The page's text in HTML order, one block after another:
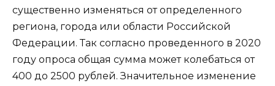
существенно изменяться от определенного
региона, города или области Российской
Федерации. Так согласно проведенного в 2020
году опроса общая сумма может колебаться от
400 до 2500 рублей. Значительное изменение